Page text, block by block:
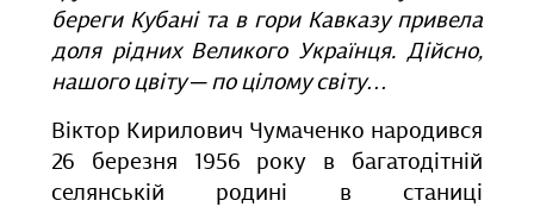
береги Кубані та в гори Кавказу привела
доля рідних Великого Українця. Дійсно,
нашого цвіту ─ по цілому світу…
Віктор Кирилович Чумаченко народився
26 березня 1956 року в багатодітній
селянській родині в станиці